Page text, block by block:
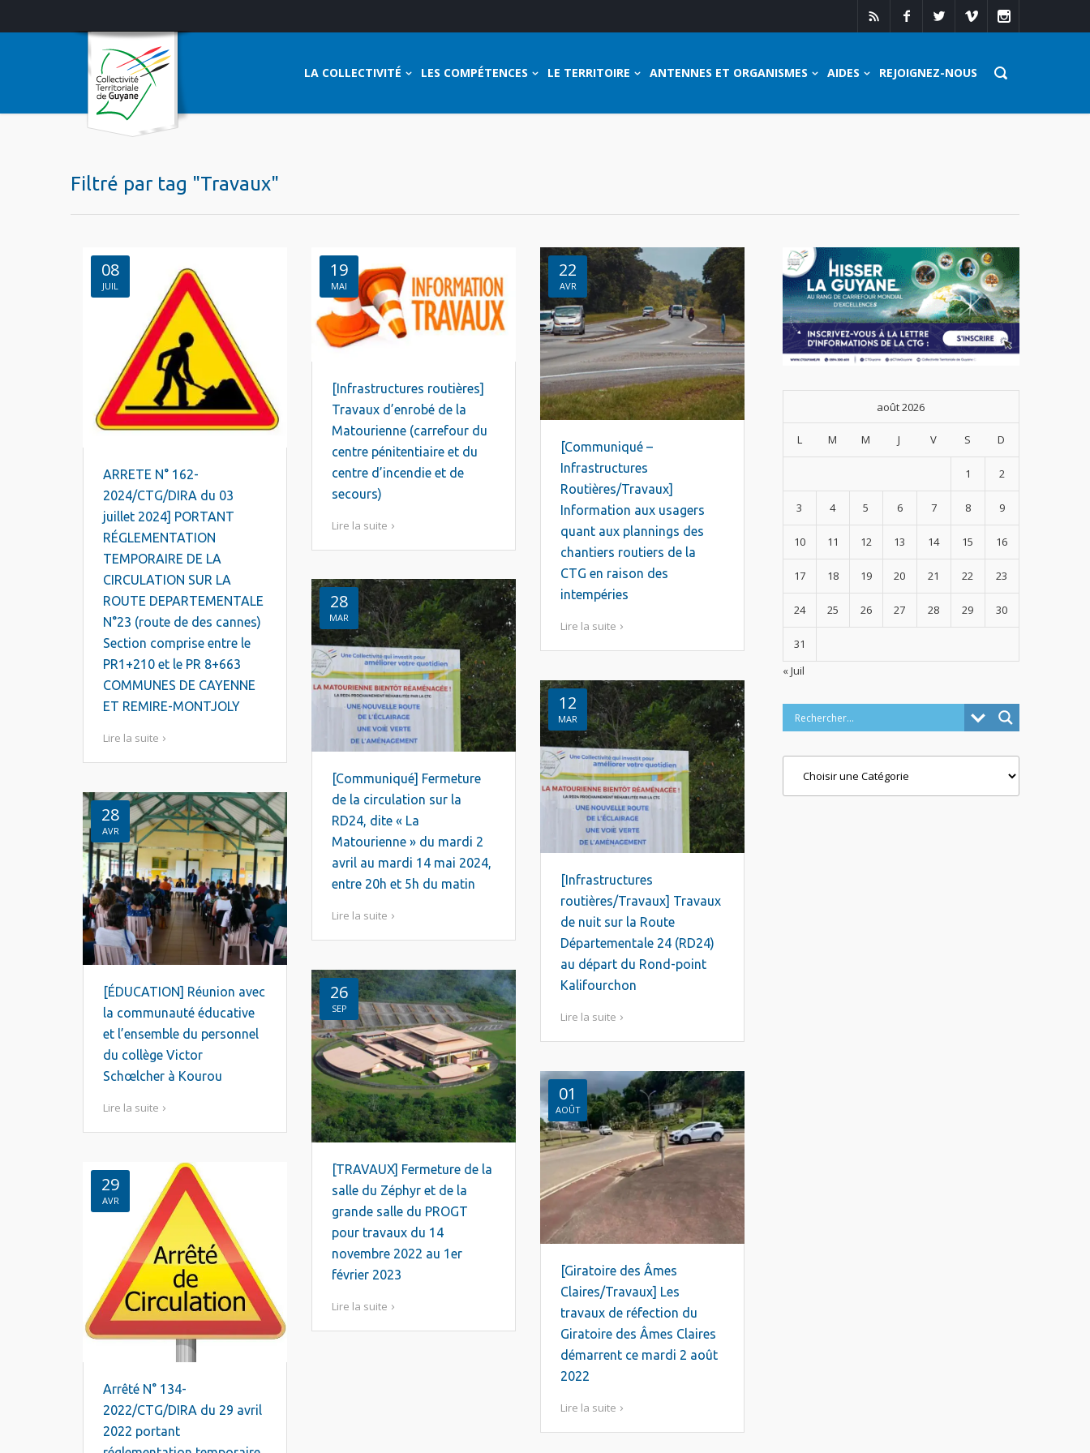
LA COLLECTIVITÉ LES COMPÉTENCES LE TERRITOIRE ANTENNES ET ORGANISMES AIDES REJOIGNEZ-NOUS
Filtré par tag "Travaux"
08
JUIL
ARRETE N° 162-
2024/CTG/DIRA du 03
juillet 2024] PORTANT
RÉGLEMENTATION
TEMPORAIRE DE LA
CIRCULATION SUR LA
ROUTE DEPARTEMENTALE
N°23 (route de des cannes)
Section comprise entre le
PR1+210 et le PR 8+663
COMMUNES DE CAYENNE
ET REMIRE-MONTJOLY
Lire la suite
19
MAI
[Infrastructures routières]
Travaux d’enrobé de la
Matourienne (carrefour du
centre pénitentiaire et du
centre d’incendie et de
secours)
Lire la suite
22
AVR
[Communiqué –
Infrastructures
Routières/Travaux]
Information aux usagers
quant aux plannings des
chantiers routiers de la
CTG en raison des
intempéries
Lire la suite
28
MAR
[Communiqué] Fermeture
de la circulation sur la
RD24, dite « La
Matourienne » du mardi 2
avril au mardi 14 mai 2024,
entre 20h et 5h du matin
Lire la suite
12
MAR
[Infrastructures
routières/Travaux] Travaux
de nuit sur la Route
Départementale 24 (RD24)
au départ du Rond-point
Kalifourchon
Lire la suite
28
AVR
[ÉDUCATION] Réunion avec
la communauté éducative
et l’ensemble du personnel
du collège Victor
Schœlcher à Kourou
Lire la suite
26
SEP
[TRAVAUX] Fermeture de la
salle du Zéphyr et de la
grande salle du PROGT
pour travaux du 14
novembre 2022 au 1er
février 2023
Lire la suite
01
AOÛT
[Giratoire des Âmes
Claires/Travaux] Les
travaux de réfection du
Giratoire des Âmes Claires
démarrent ce mardi 2 août
2022
Lire la suite
29
AVR
Arrêté N° 134-
2022/CTG/DIRA du 29 avril
2022 portant
août 2026
L M M J V S D
1 2
3 4 5 6 7 8 9
10 11 12 13 14 15 16
17 18 19 20 21 22 23
24 25 26 27 28 29 30
31
« Juil